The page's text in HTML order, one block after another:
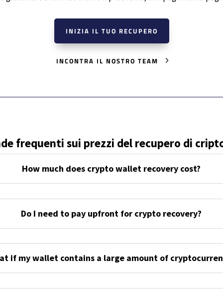
INIZIA IL TUO RECUPERO
INCONTRA IL NOSTRO TEAM
frequenti sui prezzi del recupero di
How much does crypto wallet recovery cost?
Do I need to pay upfront for crypto recovery?
if my wallet contains a large amount of